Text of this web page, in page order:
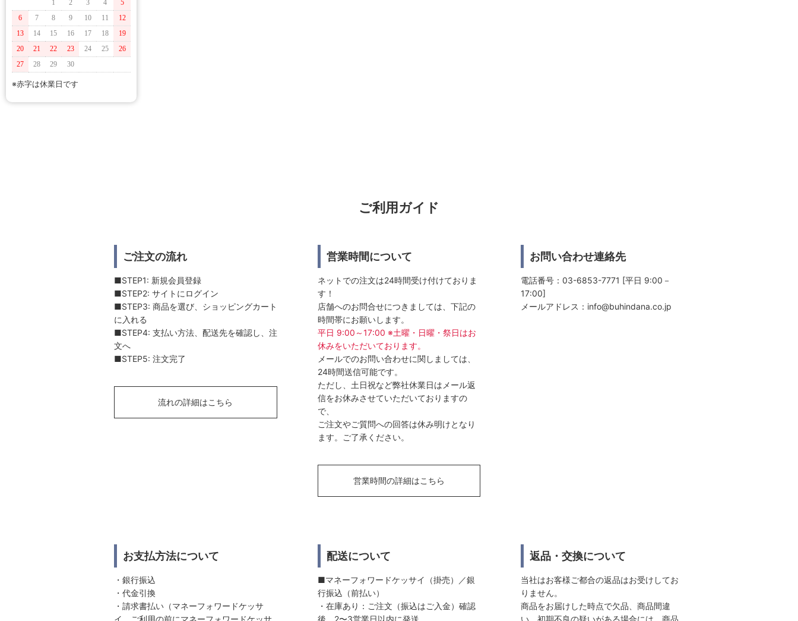
1
2 3 4
5
6
7 8 9 10 11
12
13
14 15 16 17 18
19
20
21 22 23 24 25
26
27
28 29 30
※赤字は休業日です
ご利用ガイド
ご注文の流れ
■STEP1: 新規会員登録
■STEP2: サイトにログイン
■STEP3: 商品を選び、ショッピングカート
に入れる
■STEP4: 支払い方法、配送先を確認し、注
文へ
■STEP5: 注文完了
流れの詳細はこちら
営業時間について
ネットでの注文は24時間受け付けておりま
す！
店舗へのお問合せにつきましては、下記の
時間帯にお願いします。
平日 9:00～17:00 ※土曜・日曜・祭日はお
休みをいただいております。
メールでのお問い合わせに関しましては、
24時間送信可能です。
ただし、土日祝など弊社休業日はメール返
信をお休みさせていただいておりますの
で、
ご注文やご質問への回答は休み明けとなり
ます。ご了承ください。
営業時間の詳細はこちら
お問い合わせ連絡先
電話番号：03-6853-7771 [平日 9:00－
17:00]
メールアドレス： info@buhindana.co.jp
お支払方法について
・銀行振込
・代金引換
・請求書払い（マネーフォワードケッサ
イ。ご利用の前にマネーフォワードケッサ
配送について
■マネーフォワードケッサイ（掛売）／銀
行振込（前払い）
・在庫あり：ご注文（振込はご入金）確認
後、2〜3営業日以内に発送
返品・交換について
当社はお客様ご都合の返品はお受けしてお
りません。
商品をお届けした時点で欠品、商品間違
い、初期不良の疑いがある場合には、商品